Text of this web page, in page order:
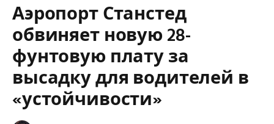
Аэропорт Станстед
обвиняет новую 28-
фунтовую плату за
высадку для водителей в
«устойчивости»